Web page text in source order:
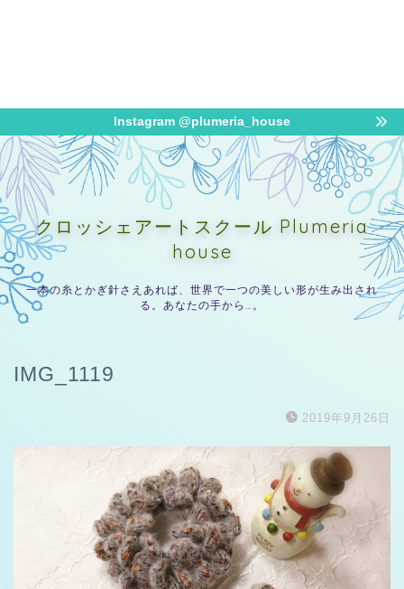
Instagram @plumeria_house
クロッシェアートスクール Plumeria
house
一本の糸とかぎ針さえあれば、世界で一つの美しい形が生み出され
る。あなたの手から…。
IMG_1119
2019年9月26日